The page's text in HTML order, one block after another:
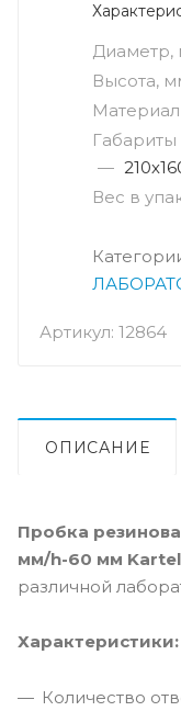
Артикул: 12864
Диаметр,
Высота,
Материал
—
Вес в
ОПИСАНИЕ
Пробка
мм/h-60 мм
различной
Характеристики:
Количество